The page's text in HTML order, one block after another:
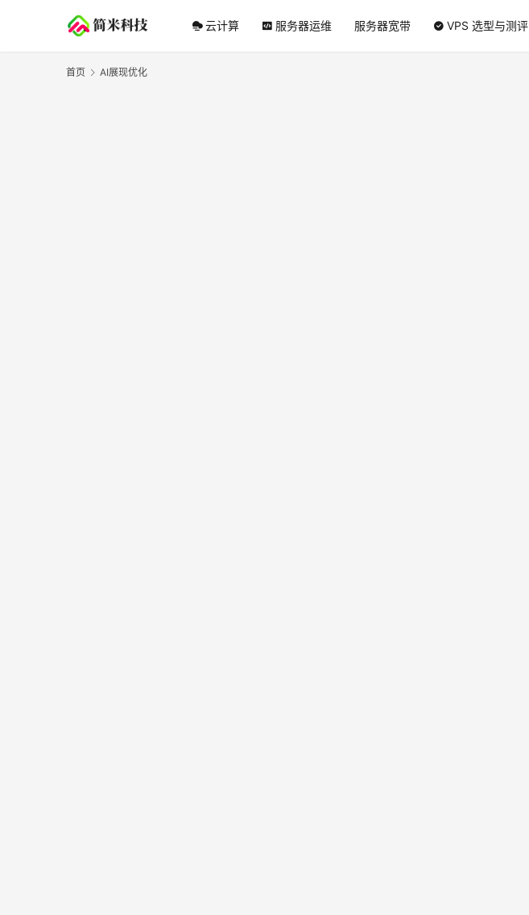
云计算 服务器运维 服务器宽带 VPS 选型与测评
首页 AI展现优化